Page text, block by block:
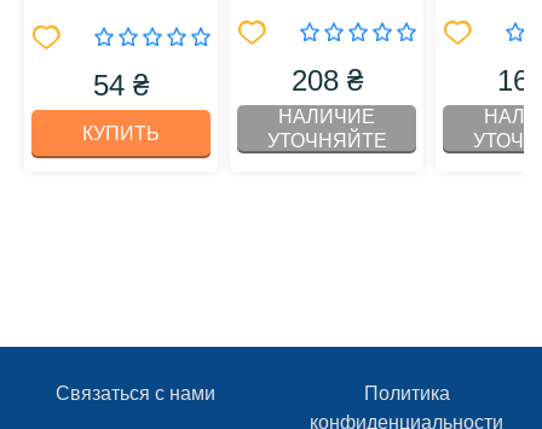
54 ₴
КУПИТЬ
208 ₴
НАЛИЧИЕ
УТОЧНЯЙТЕ
Связаться с нами
Политика
конфиденциальности